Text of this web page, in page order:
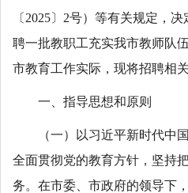
〔2025〕2号）等有关规定，
聘一批教职工充实我市教师队
市教育工作实际，现将招聘相
一、指导思想和原则
（一）以习近平新时代中
全面贯彻党的教育方针，坚持
务。在市委、市政府的领导下